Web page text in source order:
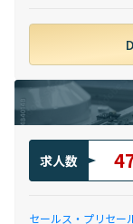
求人数
セールス・プリセー